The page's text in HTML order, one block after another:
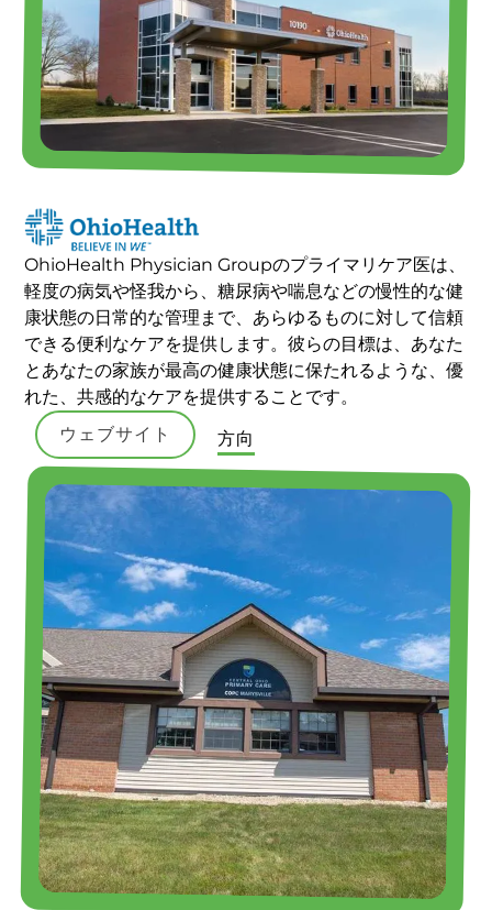
OhioHealth Physician Groupのプライマリケア医は、
軽度の病気や怪我から、糖尿病や喘息などの慢性的な健
康状態の日常的な管理まで、あらゆるものに対して信頼
できる便利なケアを提供します。彼らの目標は、あなた
とあなたの家族が最高の健康状態に保たれるような、優
れた、共感的なケアを提供することです。
ウェブサイト
方向